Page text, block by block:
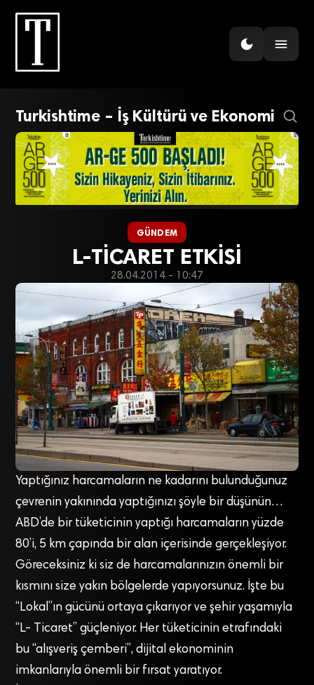
Turkishtime – İş Kültürü ve Ekonomi
GÜNDEM
L-TİCARET ETKİSİ
28.04.2014 - 10:47
Yaptığınız harcamaların ne kadarını bulunduğunuz
çevrenin yakınında yaptığınızı şöyle bir düşünün…
ABD’de bir tüketicinin yaptığı harcamaların yüzde
80’i, 5 km çapında bir alan içerisinde gerçekleşiyor.
Göreceksiniz ki siz de harcamalarınızın önemli bir
kısmını size yakın bölgelerde yapıyorsunuz. İşte bu
“Lokal”ın gücünü ortaya çıkarıyor ve şehir yaşamıyla
“L- Ticaret” güçleniyor. Her tüketicinin etrafındaki
bu “alışveriş çemberi”, dijital ekonominin
imkanlarıyla önemli bir fırsat yaratıyor.